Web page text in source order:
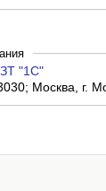
"1С"
Москва, г.